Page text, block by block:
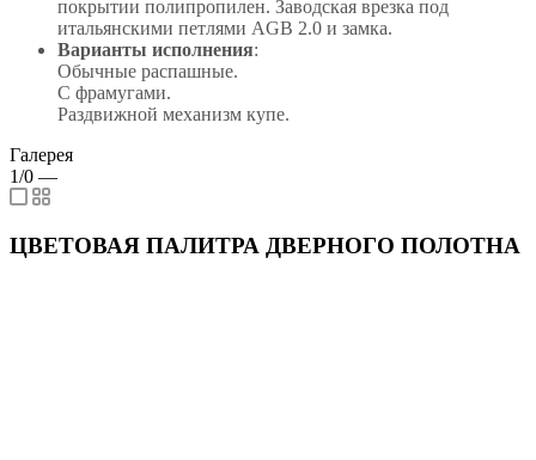
покрытии полипропилен. Заводская врезка под
итальянскими петлями AGB 2.0 и замка.
Варианты исполнения:
Обычные распашные.
С фрамугами.
Раздвижной механизм купе.
Галерея
1/0 —
ЦВЕТОВАЯ ПАЛИТРА ДВЕРНОГО ПОЛОТНА